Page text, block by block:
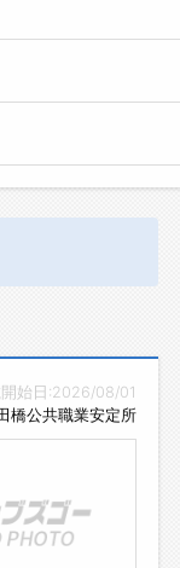
始日:2026/08/01
橋公共職業安定所